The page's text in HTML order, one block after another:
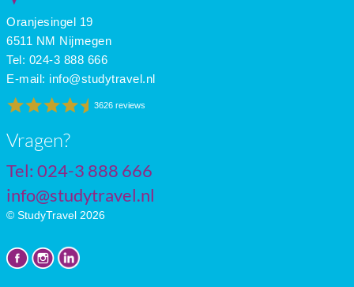
May
June
July
Oranjesingel 19
6511 NM Nijmegen
Tel: 024-3 888 666
E-mail: info@studytravel.nl
3626 reviews
Vragen?
Tel: 024-3 888 666
info@studytravel.nl
© StudyTravel 2026